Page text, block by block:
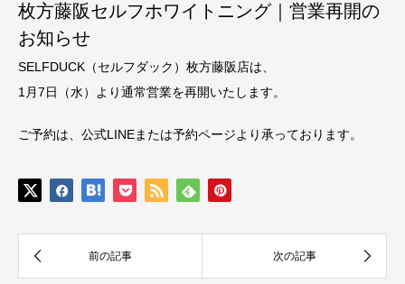
枚方藤阪セルフホワイトニング｜営業再開の
お知らせ
SELFDUCK（セルフダック）枚方藤阪店は、
1月7日（水）より通常営業を再開いたします。
ご予約は、公式LINEまたは予約ページより承っております。